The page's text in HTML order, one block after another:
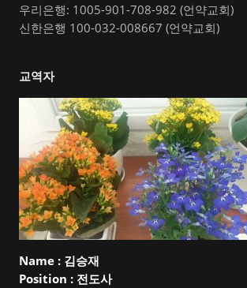
우리은행: 1005-901-708-982 (언약교회)
신한은행 100-032-008667 (언약교회)
교역자
Name : 김승재
Position : 전도사